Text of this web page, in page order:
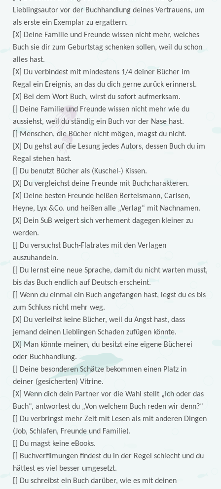
Lieblingsautor vor der Buchhandlung deines Vertrauens, um
als erste ein Exemplar zu ergattern.
[X] Deine Familie und Freunde wissen nicht mehr, welches
Buch sie dir zum Geburtstag schenken sollen, weil du schon
alles hast.
[X] Du verbindest mit mindestens 1/4 deiner Bücher im
Regal ein Ereignis, an das du dich gerne zurück erinnerst.
[X] Bei dem Wort Buch, wirst du sofort aufmerksam.
[] Deine Familie und Freunde wissen nicht mehr wie du
aussiehst, weil du ständig ein Buch vor der Nase hast.
[] Menschen, die Bücher nicht mögen, magst du nicht.
[X] Du gehst auf die Lesung jedes Autors, dessen Buch du im
Regal stehen hast.
[] Du benutzt Bücher als (Kuschel-) Kissen.
[X] Du vergleichst deine Freunde mit Buchcharakteren.
[X] Deine besten Freunde heißen Bertelsmann, Carlsen,
Heyne, Lyx &Co. und heißen alle „Verlag“ mit Nachnamen.
[X] Dein SuB weigert sich verhement dagegen kleiner zu
werden.
[] Du versuchst Buch-Flatrates mit den Verlagen
auszuhandeln.
[] Du lernst eine neue Sprache, damit du nicht warten musst,
bis das Buch endlich auf Deutsch erscheint.
[] Wenn du einmal ein Buch angefangen hast, legst du es bis
zum Schluss nicht mehr weg.
[X] Du verleihst keine Bücher, weil du Angst hast, dass
jemand deinen Lieblingen Schaden zufügen könnte.
[X] Man könnte meinen, du besitzt eine eigene Bücherei
oder Buchhandlung.
[] Deine besonderen Schätze bekommen einen Platz in
deiner (gesicherten) Vitrine.
[X] Wenn dich dein Partner vor die Wahl stellt „Ich oder das
Buch“, antwortest du „Von welchem Buch reden wir denn?“
[] Du verbringst mehr Zeit mit Lesen als mit anderen Dingen
(Job, Schlafen, Freunde und Familie).
[] Du magst keine eBooks.
[] Buchverfilmungen findest du in der Regel schlecht und du
hättest es viel besser umgesetzt.
[] Du schreibst ein Buch darüber, wie es mit deinen